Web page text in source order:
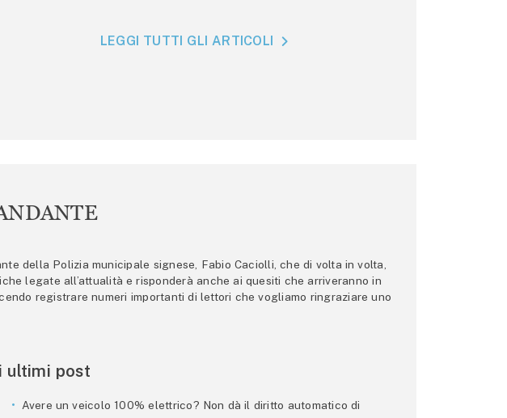
LEGGI TUTTI GLI ARTICOLI
della Polizia municipale signese, Fabio Caciolli, che di volta in volta,
legate all’attualità e risponderà anche ai quesiti che arriveranno in
registrare numeri importanti di lettori che vogliamo ringraziare uno
ultimi post
Avere un veicolo 100% elettrico? Non dà il diritto automatico di